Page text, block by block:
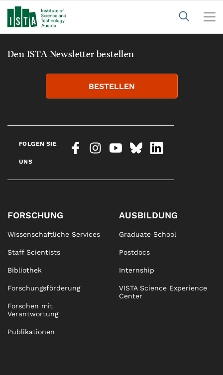
Den ISTA Newsletter bestellen
BESTELLEN
FOLGEN SIE
UNS
FORSCHUNG
Wissenschaftliche Services
Staff Scientists
Bibliothek
Forschungsförderung
Forschen mit
Verantwortung
Publikationen
AUSBILDUNG
Graduate School
Postdocs
Internship
VISTA Science Experience
Center